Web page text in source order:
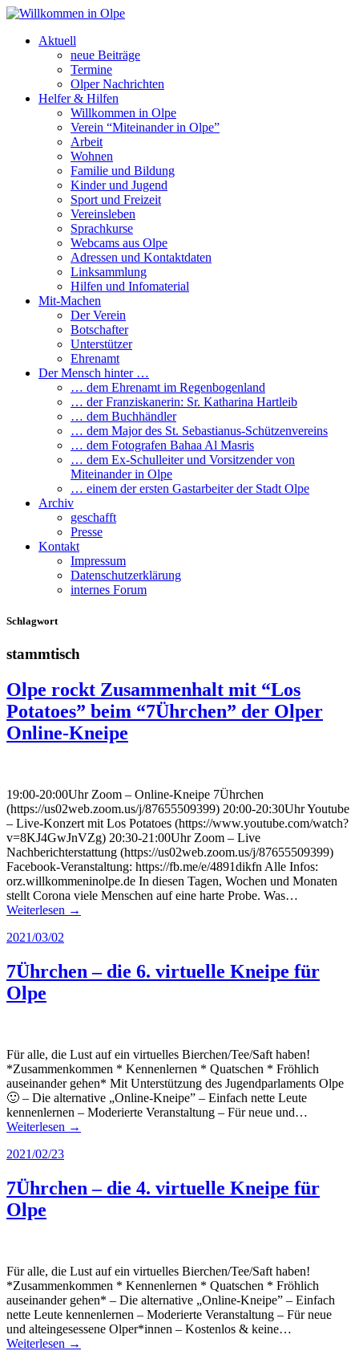
Aktuell
neue Beiträge
Termine
Olper Nachrichten
Helfer & Hilfen
Willkommen in Olpe
Verein “Miteinander in Olpe”
Arbeit
Wohnen
Familie und Bildung
Kinder und Jugend
Sport und Freizeit
Vereinsleben
Sprachkurse
Webcams aus Olpe
Adressen und Kontaktdaten
Linksammlung
Hilfen und Infomaterial
Mit-Machen
Der Verein
Botschafter
Unterstützer
Ehrenamt
Der Mensch hinter …
… dem Ehrenamt im Regenbogenland
… der Franziskanerin: Sr. Katharina Hartleib
… dem Buchhändler
… dem Major des St. Sebastianus-Schützenvereins
… dem Fotografen Bahaa Al Masris
… dem Ex-Schulleiter und Vorsitzender von
Miteinander in Olpe
… einem der ersten Gastarbeiter der Stadt Olpe
Archiv
geschafft
Presse
Kontakt
Impressum
Datenschutzerklärung
internes Forum
Schlagwort
stammtisch
Olpe rockt Zusammenhalt mit “Los
Potatoes” beim “7Ührchen” der Olper
Online-Kneipe
19:00-20:00Uhr Zoom – Online-Kneipe 7Ührchen
(https://us02web.zoom.us/j/87655509399) 20:00-20:30Uhr Youtube
– Live-Konzert mit Los Potatoes (https://www.youtube.com/watch?
v=8KJ4GwJnVZg) 20:30-21:00Uhr Zoom – Live
Nachberichterstattung (https://us02web.zoom.us/j/87655509399)
Facebook-Veranstaltung: https://fb.me/e/4891dikfn Alle Infos:
orz.willkommeninolpe.de In diesen Tagen, Wochen und Monaten
stellt Corona viele Menschen auf eine harte Probe. Was…
Weiterlesen →
2021/03/02
7Ührchen – die 6. virtuelle Kneipe für
Olpe
Für alle, die Lust auf ein virtuelles Bierchen/Tee/Saft haben!
*Zusammenkommen * Kennenlernen * Quatschen * Fröhlich
auseinander gehen* Mit Unterstützung des Jugendparlaments Olpe
🙂 – Die alternative „Online-Kneipe” – Einfach nette Leute
kennenlernen – Moderierte Veranstaltung – Für neue und…
Weiterlesen →
2021/02/23
7Ührchen – die 4. virtuelle Kneipe für
Olpe
Für alle, die Lust auf ein virtuelles Bierchen/Tee/Saft haben!
*Zusammenkommen * Kennenlernen * Quatschen * Fröhlich
auseinander gehen* – Die alternative „Online-Kneipe” – Einfach
nette Leute kennenlernen – Moderierte Veranstaltung – Für neue
und alteingesessene Olper*innen – Kostenlos & keine…
Weiterlesen →